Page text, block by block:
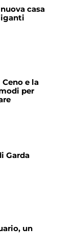
casa
Ceno e la
per
Garda
un